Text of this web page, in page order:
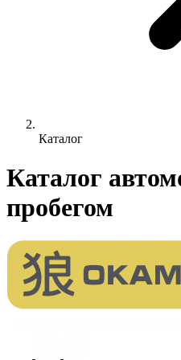
Каталог
Каталог
пробегом